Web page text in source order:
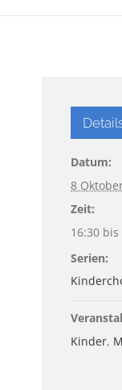
Datum:
8
Zeit:
16:30 bis
Serien:
Kinder,